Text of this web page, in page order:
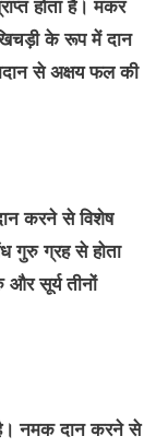
होता है। मकर
के रूप में दान
से अक्षय फल की
करने से विशेष
गुरु ग्रह से होता
सूर्य तीनों
नमक दान करने से